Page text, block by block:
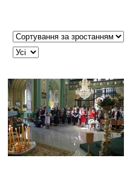
Сортувати таблицю за:
JSEARCH_FILTER_LIMIT